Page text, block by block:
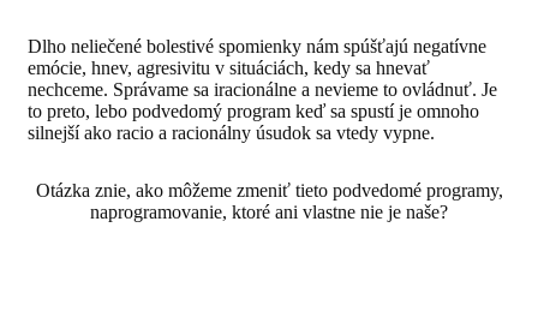
Dlho neliečené bolestivé spomienky nám spúšťajú negatívne
emócie, hnev, agresivitu v situáciách, kedy sa hnevať
nechceme. Správame sa iracionálne a nevieme to ovládnuť. Je
to preto, lebo podvedomý program keď sa spustí je omnoho
silnejší ako racio a racionálny úsudok sa vtedy vypne.
Otázka znie, ako môžeme zmeniť tieto podvedomé programy,
naprogramovanie, ktoré ani vlastne nie je naše?